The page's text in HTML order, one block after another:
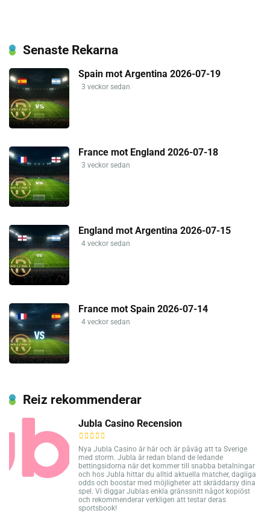
Senaste Rekarna
Spain mot Argentina 2026-07-19
3 veckor sedan
France mot England 2026-07-18
3 veckor sedan
England mot Argentina 2026-07-15
4 veckor sedan
France mot Spain 2026-07-14
4 veckor sedan
Reiz rekommenderar
Jubla Casino Recension
Nya Jubla Casino är här och är påväg att ta Sverige
med storm. Jubla är redan bland de ledande
bettingsidorna när det kommer till snabba betalningar
och hos Jubla hittar du alltid aktuella matcher, dagliga
odds och boostar med möjligheter att skräddarsy dina
spel. Vi diggar Jublas enkla gränssnitt något kopiöst
och rekommenderar verkligen att testar deras
sportsbook!